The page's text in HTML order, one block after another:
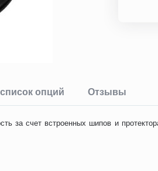
опций Отзывы
за счет встроенных шипов и